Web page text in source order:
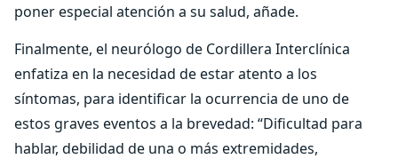
poner especial atención a su salud, añade.
Finalmente, el neurólogo de Cordillera Interclínica
enfatiza en la necesidad de estar atento a los
síntomas, para identificar la ocurrencia de uno de
estos graves eventos a la brevedad: “Dificultad para
hablar, debilidad de una o más extremidades,